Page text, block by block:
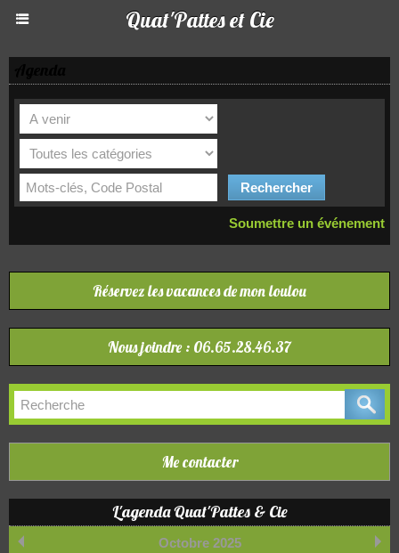
Quat'Pattes et Cie
Soumettre un événement
Réservez les vacances de mon loulou
Nous joindre : 06.65.28.46.37
Me contacter
L'agenda Quat'Pattes & Cie
Octobre 2025